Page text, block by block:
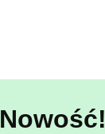
Nowość!